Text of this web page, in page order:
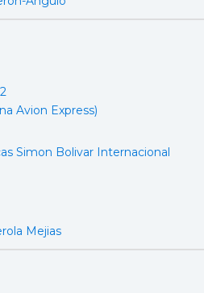
Avion Express)
Simon Bolivar Internacional
Mejias